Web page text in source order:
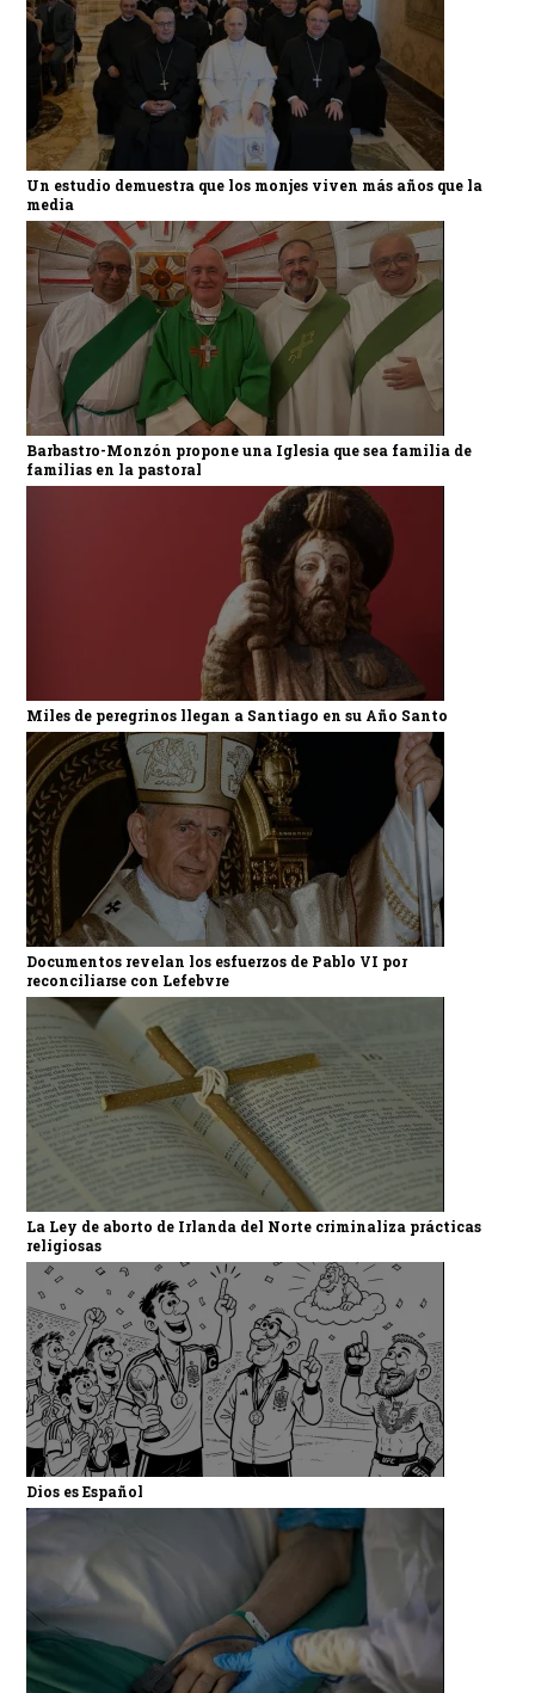
Un estudio demuestra que los monjes viven más años que la
media
Barbastro-Monzón propone una Iglesia que sea familia de
familias en la pastoral
Miles de peregrinos llegan a Santiago en su Año Santo
Documentos revelan los esfuerzos de Pablo VI por
reconciliarse con Lefebvre
La Ley de aborto de Irlanda del Norte criminaliza prácticas
religiosas
Dios es Español